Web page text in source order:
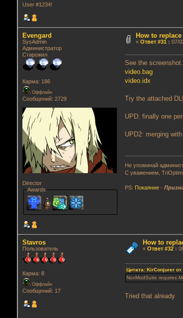
User #1234!
Evengard
SysAdmin
Администратор
Старожил
Карма: 186
Оффлайн
Сообщений: 2729
Director
Awards
How to
« Ответ #31 : 07/
See the
video.bag
video.idx
Try the attached
UPD: finally one
UPD2: merging
Не упоминай
С уважением,
PS: Покаяние -
Stavros
Пользователь
Карма: 8
Оффлайн
Сообщений: 17
How to
« Ответ #32:
Цитата: KirConjurer
NoxModSuite requires
Tried that already